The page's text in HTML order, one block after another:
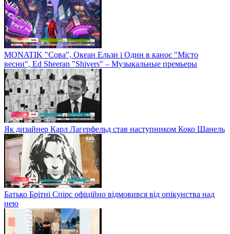
MONATIK "Сова", Океан Ельзи і Один в каноє "Місто
весни", Ed Sheeran "Shivers" – Музыкальные премьеры
Як дизайнер Карл Лагерфельд став наступником Коко Шанель
Батько Брітні Спірс офіційно відмовився від опікунства над
нею